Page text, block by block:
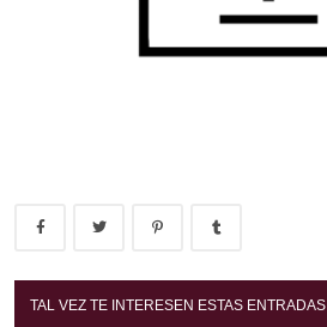
TAL VEZ TE INTERESEN ESTAS ENTRADAS